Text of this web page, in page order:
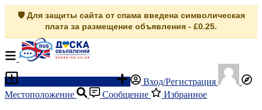
🛡️ Для защиты сайта от спама введена символическая
плата за размещение объявления - £0.25.
Вход/Регистрация
Местоположение
Сообщение Избранное